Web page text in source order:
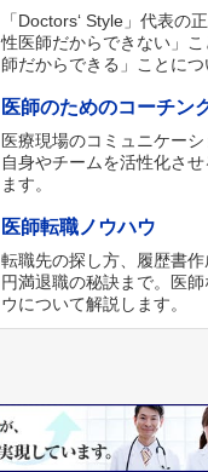
「Doctors‘ Style」代表の
性医師だからできない」
師だからできる」ことにつ
医師のためのコーチン
医療現場のコミュニケー
自身やチームを活性化さ
ます。
医師転職ノウハウ
転職先の探し方、履歴書作
円満退職の秘訣まで。医
ウについて解説します。